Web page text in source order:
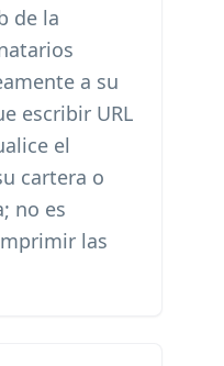
de la
a su
escribir URL
el
cartera o
no es
las